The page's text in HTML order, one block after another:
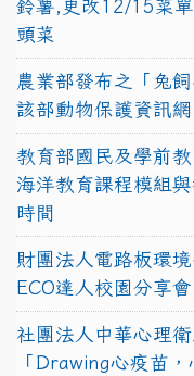
鈴薯,更改12/15菜
頭菜
農業部發布之「兔
該部動物保護資訊網
教育部國民及學前
海洋教育課程模組
時間
財團法人電路板環
ECO達人校園分享
社團法人中華心理
「Drawing心疫苗